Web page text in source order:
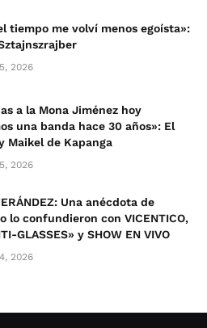
tiempo me volví menos egoísta»:
2026
a la Mona Jiménez hoy
una banda hace 30 años»: El
Maikel de Kapanga
2026
Una anécdota de
lo confundieron con VICENTICO,
GLASSES» y SHOW EN VIVO
2026